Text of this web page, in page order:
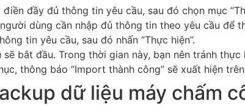
đầy đủ thông tin yêu cầu, sau đó chọn mục
dùng cần nhập đủ thông tin theo yêu cầu để
tin yêu cầu, sau đó nhấn “Thực hiện”.
bắt đầu. Trong thời gian này, bạn nên tránh
thông báo “Import thành công” sẽ xuất hiện
dữ liệu máy chấm